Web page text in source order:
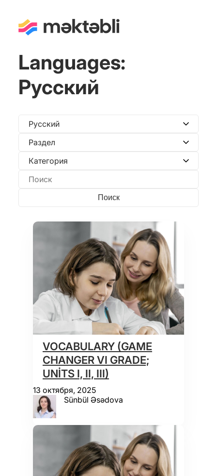
Languages:
Русский
VOCABULARY (GAME
CHANGER VI GRADE;
UNİTS I, II, III)
13 октября, 2025
Sünbül Əsədova